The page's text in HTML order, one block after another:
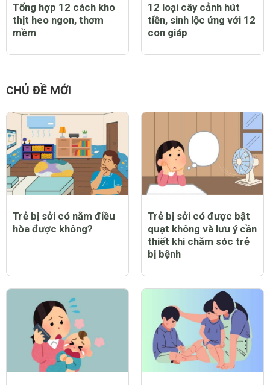
Tổng hợp 12 cách kho
thịt heo ngon, thơm
mềm
12 loại cây cảnh hút
tiền, sinh lộc ứng với 12
con giáp
CHỦ ĐỀ MỚI
Trẻ bị sởi có nằm điều
hòa được không?
Trẻ bị sởi có được bật
quạt không và lưu ý cần
thiết khi chăm sóc trẻ
bị bệnh